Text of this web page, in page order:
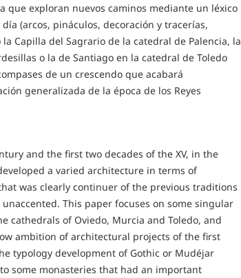
que exploran nuevos caminos mediante un léxico
(arcos, pináculos, decoración y tracerías,
la Capilla del Sagrario de la catedral de Palencia, la
o la de Santiago en la catedral de Toledo
de un crescendo que acabará
generalizada de la época de los Reyes
and the first two decades of the XV, in the
a varied architecture in terms of
was clearly continuer of the previous traditions
This paper focuses on some singular
cathedrals of Oviedo, Murcia and Toledo, and
ambition of architectural projects of the first
typology development of Gothic or Mudéjar
some monasteries that had an important